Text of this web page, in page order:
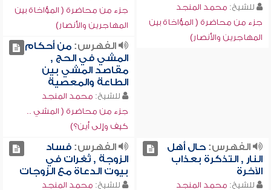
للشيخ: محمد المنجد
جزء من محاضرة ( المؤاخاة بين
المهاجرين والأنصار)
جزء من محاضرة ( المؤاخاة بين
المهاجرين والأنصار)
الفهرس:من أحكام
المشي في الحج ,
مقاصد المشي بين
الطاعة والمعصية
للشيخ: محمد المنجد
جزء من محاضرة ( المشي ..
كيف وإلى أين؟)
الفهرس:حال أهل
النار , التذكرة بعذاب
الآخرة
للشيخ: محمد المنجد
الفهرس:فساد
الزوجة , ثغرات في
بيوت الدعاة مع الزوجات
للشيخ: محمد المنجد